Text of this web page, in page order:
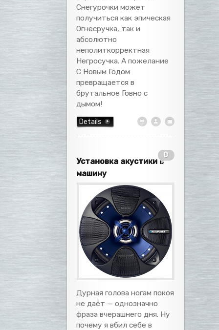
Снегурочки может
получиться как эпическая
Огнесручка, так и
абсолютно
неполиткорректная
Негросучка. А пожелание
С Новым Годом
превращается в
брутальное Говно с
дымом!
Details
0
Установка акустики в
машину
Дурная голова ногам покоя
не даёт — однозначно
фраза вчерашнего дня. Ну
почему я вбил себе в